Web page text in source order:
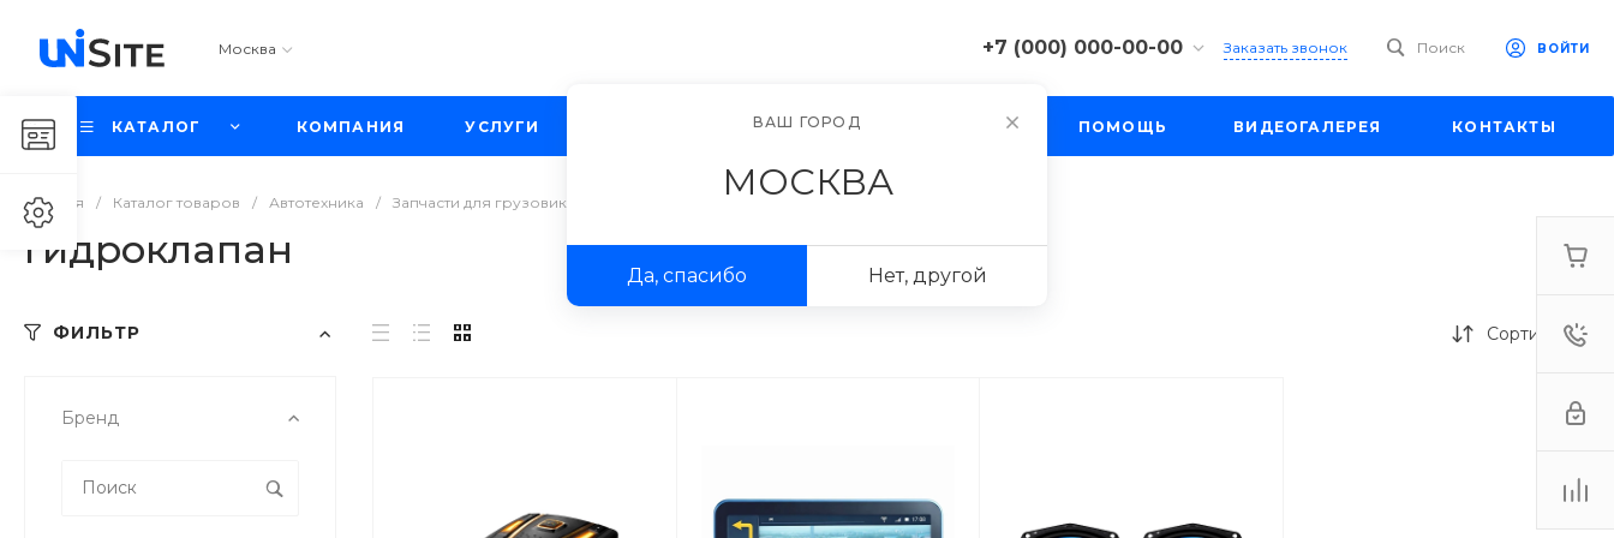
Москва +7 (000) 000-00-00
г. Москва, ул. Шапкина,
Заказать звонок Поиск ВОЙТИ
КАТАЛОГ КОМПАНИЯ УСЛУГИ ПРОЕКТЫ ФОТОГАЛЕРЕЯ ПОМОЩЬ ВИДЕОГАЛЕРЕЯ КОНТАКТЫ
Главная / Каталог товаров / Автотехника / Запчасти для грузовиков
Гидроклапан
ФИЛЬТР
Бренд
Сортировка
ВАШ ГОРОД
МОСКВА
Да, спасибо Нет, другой